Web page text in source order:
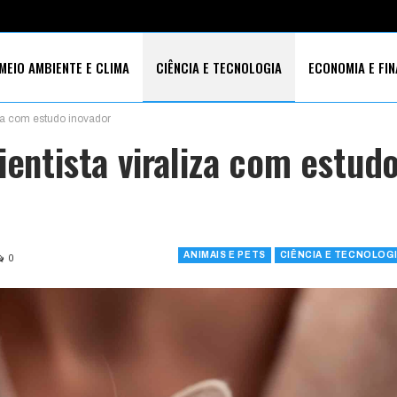
MEIO AMBIENTE E CLIMA CIÊNCIA E TECNOLOGIA ECONOMIA E
com estudo inovador
viraliza com
ANIMAIS E PETS CIÊNCIA E
0